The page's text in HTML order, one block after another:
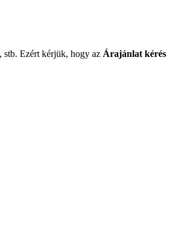
stb. Ezért kérjük, hogy az Árajánlat kérés